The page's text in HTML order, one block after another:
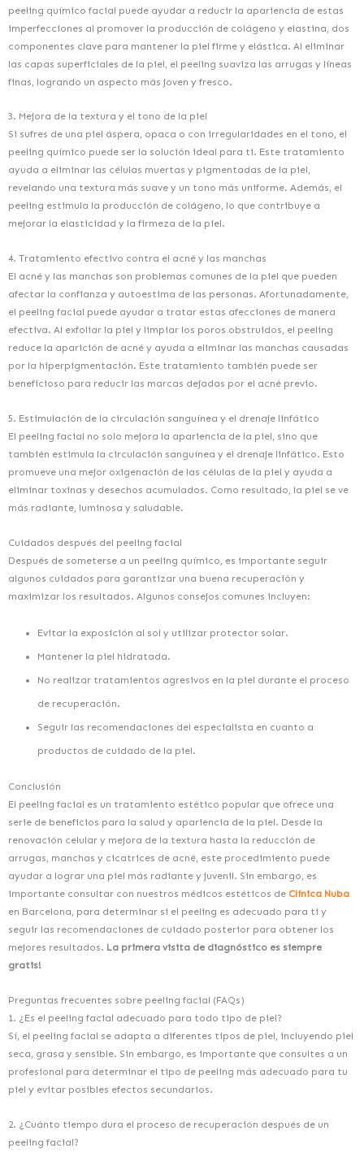
peeling químico facial puede ayudar a reducir la apariencia de estas
imperfecciones al promover la producción de colágeno y elastina, dos
componentes clave para mantener la piel firme y elástica. Al eliminar
las capas superficiales de la piel, el peeling suaviza las arrugas y líneas
finas, logrando un aspecto más joven y fresco.
3. Mejora de la textura y el tono de la piel
Si sufres de una piel áspera, opaca o con irregularidades en el tono, el
peeling químico puede ser la solución ideal para ti. Este tratamiento
ayuda a eliminar las células muertas y pigmentadas de la piel,
revelando una textura más suave y un tono más uniforme. Además, el
peeling estimula la producción de colágeno, lo que contribuye a
mejorar la elasticidad y la firmeza de la piel.
4. Tratamiento efectivo contra el acné y las manchas
El acné y las manchas son problemas comunes de la piel que pueden
afectar la confianza y autoestima de las personas. Afortunadamente,
el peeling facial puede ayudar a tratar estas afecciones de manera
efectiva. Al exfoliar la piel y limpiar los poros obstruidos, el peeling
reduce la aparición de acné y ayuda a eliminar las manchas causadas
por la hiperpigmentación. Este tratamiento también puede ser
beneficioso para reducir las marcas dejadas por el acné previo.
5. Estimulación de la circulación sanguínea y el drenaje linfático
El peeling facial no solo mejora la apariencia de la piel, sino que
también estimula la circulación sanguínea y el drenaje linfático. Esto
promueve una mejor oxigenación de las células de la piel y ayuda a
eliminar toxinas y desechos acumulados. Como resultado, la piel se ve
más radiante, luminosa y saludable.
Cuidados después del peeling facial
Después de someterse a un peeling químico, es importante seguir
algunos cuidados para garantizar una buena recuperación y
maximizar los resultados. Algunos consejos comunes incluyen:
Evitar la exposición al sol y utilizar protector solar.
Mantener la piel hidratada.
No realizar tratamientos agresivos en la piel durante el proceso
de recuperación.
Seguir las recomendaciones del especialista en cuanto a
productos de cuidado de la piel.
Conclusión
El peeling facial es un tratamiento estético popular que ofrece una
serie de beneficios para la salud y apariencia de la piel. Desde la
renovación celular y mejora de la textura hasta la reducción de
arrugas, manchas y cicatrices de acné, este procedimiento puede
ayudar a lograr una piel más radiante y juvenil. Sin embargo, es
importante consultar con nuestros médicos estéticos de Clínica Nuba
en Barcelona, para determinar si el peeling es adecuado para ti y
seguir las recomendaciones de cuidado posterior para obtener los
mejores resultados. La primera visita de diagnóstico es siempre
gratis!
Preguntas frecuentes sobre peeling facial (FAQs)
1. ¿Es el peeling facial adecuado para todo tipo de piel?
Sí, el peeling facial se adapta a diferentes tipos de piel, incluyendo piel
seca, grasa y sensible. Sin embargo, es importante que consultes a un
profesional para determinar el tipo de peeling más adecuado para tu
piel y evitar posibles efectos secundarios.
2. ¿Cuánto tiempo dura el proceso de recuperación después de un
peeling facial?